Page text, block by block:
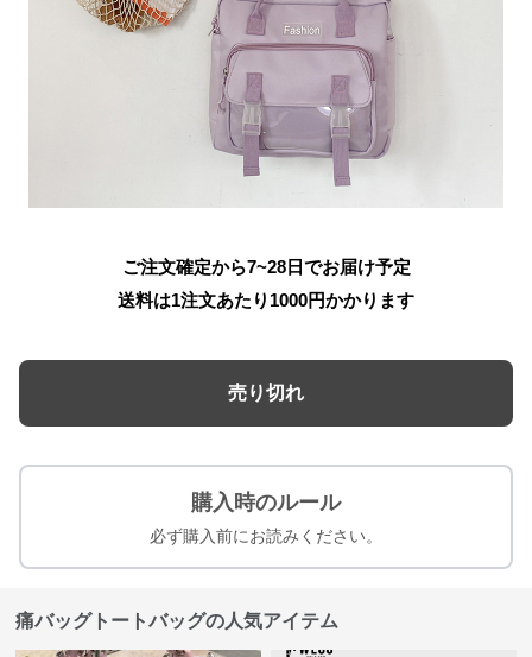
ご注文確定から7~28日でお届け予定
送料は1注文あたり 1000円かかります
売り切れ
購入時のルール
必ず購入前にお読みください。
痛バッグトートバッグの人気アイテム